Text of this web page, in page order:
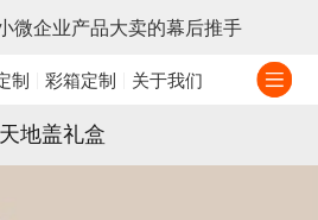
微企业产品大卖的幕后推手
制 彩箱定制 关于我们
天地盖礼盒